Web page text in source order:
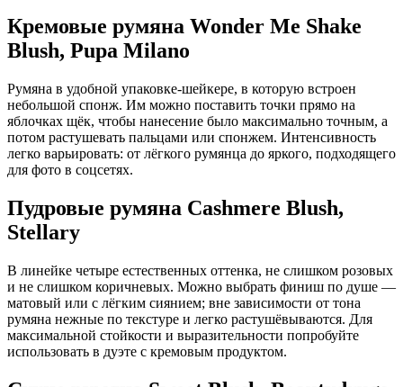
Кремовые румяна Wonder Me Shake
Blush, Pupa Milano
Румяна в удобной упаковке‑шейкере, в которую встроен
небольшой спонж. Им можно поставить точки прямо на
яблочках щёк, чтобы нанесение было максимально точным, а
потом растушевать пальцами или спонжем. Интенсивность
легко варьировать: от лёгкого румянца до яркого, подходящего
для фото в соцсетях.
Пудровые румяна Cashmere Blush,
Stellary
В линейке четыре естественных оттенка, не слишком розовых
и не слишком коричневых. Можно выбрать финиш по душе —
матовый или с лёгким сиянием; вне зависимости от тона
румяна нежные по текстуре и легко растушёвываются. Для
максимальной стойкости и выразительности попробуйте
использовать в дуэте с кремовым продуктом.